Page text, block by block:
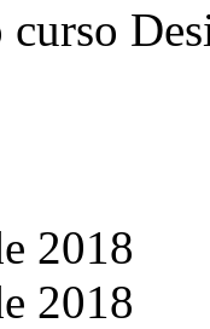
curso
2018
2018